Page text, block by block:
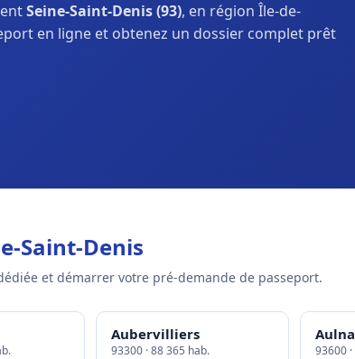
Seine-Saint-Denis (93), en région Île-de-
en ligne et obtenez un dossier complet prêt
Saint-Denis
et démarrer votre pré-demande de passeport.
Aubervilliers
93300 · 88 365 hab. 93600